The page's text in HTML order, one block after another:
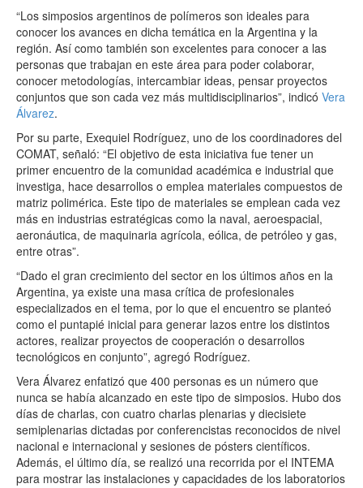
“Los simposios argentinos de polímeros son ideales para
conocer los avances en dicha temática en la Argentina y la
región. Así como también son excelentes para conocer a las
personas que trabajan en este área para poder colaborar,
conocer metodologías, intercambiar ideas, pensar proyectos
conjuntos que son cada vez más multidisciplinarios”, indicó Vera
Álvarez.
Por su parte, Exequiel Rodríguez, uno de los coordinadores del
COMAT, señaló: “El objetivo de esta iniciativa fue tener un
primer encuentro de la comunidad académica e industrial que
investiga, hace desarrollos o emplea materiales compuestos de
matriz polimérica. Este tipo de materiales se emplean cada vez
más en industrias estratégicas como la naval, aeroespacial,
aeronáutica, de maquinaria agrícola, eólica, de petróleo y gas,
entre otras”.
“Dado el gran crecimiento del sector en los últimos años en la
Argentina, ya existe una masa crítica de profesionales
especializados en el tema, por lo que el encuentro se planteó
como el puntapié inicial para generar lazos entre los distintos
actores, realizar proyectos de cooperación o desarrollos
tecnológicos en conjunto”, agregó Rodríguez.
Vera Álvarez enfatizó que 400 personas es un número que
nunca se había alcanzado en este tipo de simposios. Hubo dos
días de charlas, con cuatro charlas plenarias y diecisiete
semiplenarias dictadas por conferencistas reconocidos de nivel
nacional e internacional y sesiones de pósters científicos.
Además, el último día, se realizó una recorrida por el INTEMA
para mostrar las instalaciones y capacidades de los laboratorios